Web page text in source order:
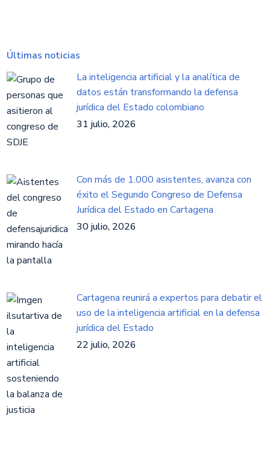
Últimas noticias
La inteligencia artificial y la analítica de
datos están transformando la defensa
jurídica del Estado colombiano
31 julio, 2026
Con más de 1.000 asistentes, avanza con
éxito el Segundo Congreso de Defensa
Jurídica del Estado en Cartagena
30 julio, 2026
Cartagena reunirá a expertos para debatir el
uso de la inteligencia artificial en la defensa
jurídica del Estado
22 julio, 2026